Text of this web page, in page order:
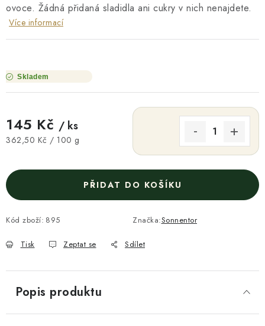
ovoce. Žádná přidaná sladidla ani cukry v nich nenajdete.
Více informací
Skladem
145 Kč / ks
Měrná cena:
362,50 Kč / 100 g
PŘIDAT DO KOŠÍKU
Kód zboží: 895 Značka:Sonnentor
Tisk Zeptat se Sdílet
Popis produktu